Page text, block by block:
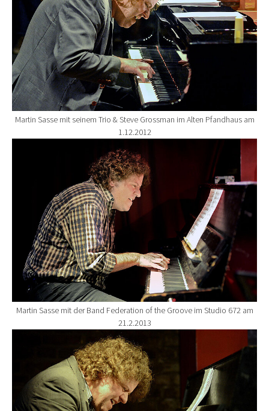
Martin Sasse mit seinem Trio & Steve Grossman im Alten Pfandhaus am
1.12.2012
Show larger version for:
Martin Sasse mit der Band Federation of the Groove im Studio 672 am
21.2.2013
Show larger version for: